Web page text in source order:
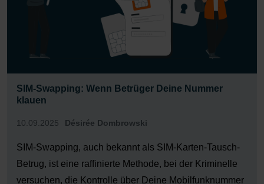
SIM-Swapping: Wenn Betrüger Deine Nummer
klauen
10.09.2025 Désirée Dombrowski
SIM-Swapping, auch bekannt als SIM-Karten-Tausch-
Betrug, ist eine raffinierte Methode, bei der Kriminelle
versuchen, die Kontrolle über Deine Mobilfunknummer